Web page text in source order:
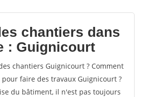
votes
chantiers dans
: Guignicourt
chantiers Guignicourt ? Comment
faire des travaux Guignicourt ?
du bâtiment, il n'est pas toujours